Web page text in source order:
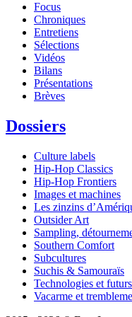
Focus
Chroniques
Entretiens
Sélections
Vidéos
Bilans
Présentations
Brèves
Dossiers
Culture labels
Hip-Hop Classics
Hip-Hop Frontiers
Images et machines
Les zinzins
Outsider Art
Sampling,
Southern Comfort
Subcultures
Suchis & Samouraïs
Technologies et
Vacarme et